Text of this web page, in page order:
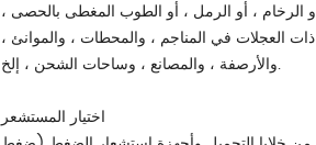
الرخام ، أو الرمل ، أو الطوب المغطى بالحصى ،
ذات العجلات في المناجم ، والمحطات ، والموانئ ،
والأرصفة ، والمصانع ، وساحات الشحن ، إلخ.
اختيار المستشعر